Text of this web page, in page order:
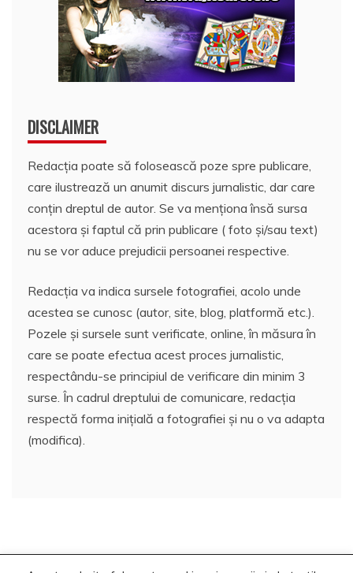
DISCLAIMER
Redacția poate să folosească poze spre publicare,
care ilustrează un anumit discurs jurnalistic, dar care
conțin dreptul de autor. Se va menționa însă sursa
acestora și faptul că prin publicare ( foto și/sau text)
nu se vor aduce prejudicii persoanei respective.
Redacția va indica sursele fotografiei, acolo unde
acestea se cunosc (autor, site, blog, platformă etc.).
Pozele și sursele sunt verificate, online, în măsura în
care se poate efectua acest proces jurnalistic,
respectându-se principiul de verificare din minim 3
surse. În cadrul dreptului de comunicare, redacția
respectă forma inițială a fotografiei și nu o va adapta
(modifica).